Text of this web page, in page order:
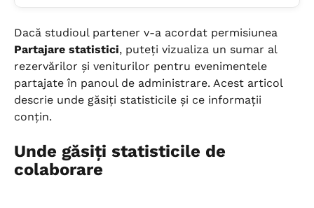
Dacă studioul partener v-a acordat permisiunea
Partajare statistici, puteți vizualiza un sumar al
rezervărilor și veniturilor pentru evenimentele
partajate în panoul de administrare. Acest articol
descrie unde găsiți statisticile și ce informații
conțin.
Unde găsiți statisticile de
colaborare